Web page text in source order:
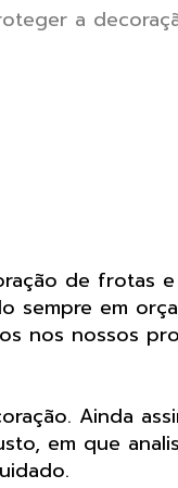
a
de frotas
sempre em
nos nossos
Ainda
em que